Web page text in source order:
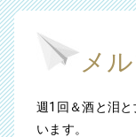
メ
週1回＆酒と泪
います。